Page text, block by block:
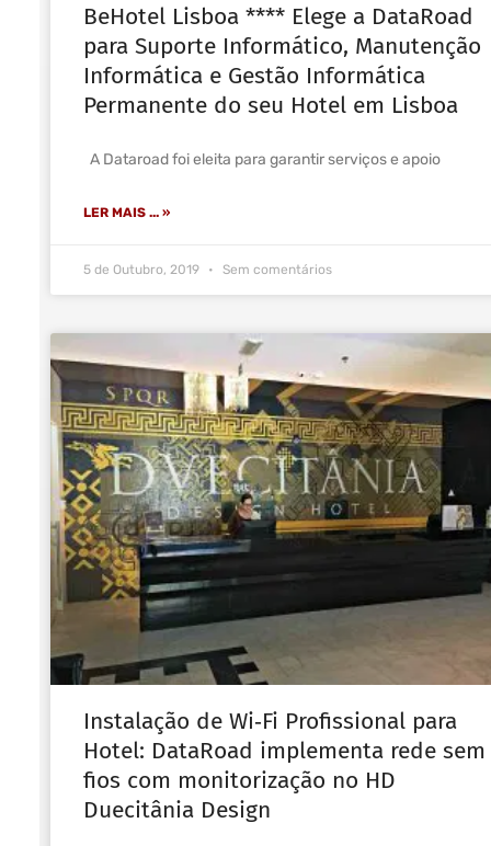
BeHotel Lisboa **** Elege a DataRoad
para Suporte Informático, Manutenção
Informática e Gestão Informática
Permanente do seu Hotel em Lisboa
A Dataroad foi eleita para garantir serviços e apoio
LER MAIS ... »
5 de Outubro, 2019 Sem comentários
Instalação de Wi‑Fi Profissional para
Hotel: DataRoad implementa rede sem
fios com monitorização no HD
Duecitânia Design